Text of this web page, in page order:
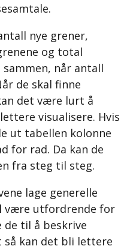
nye grener,
og total
når antall
de skal finne
det være lurt å
visualisere. Hvis
ut tabellen kolonne
for rad. Da kan de
fra steg til steg.
lage generelle
være utfordrende for
de til å beskrive
kan det bli lettere